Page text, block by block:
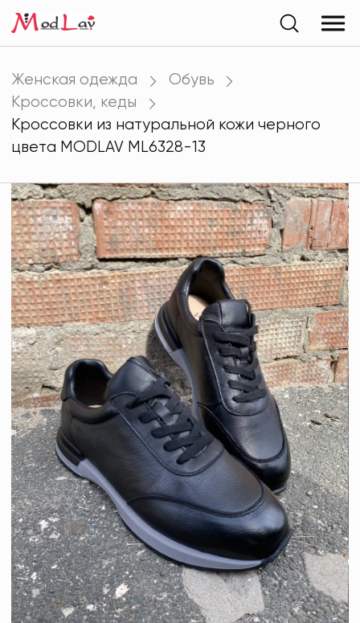
Женская одежда
Обувь
Кроссовки, кеды
Кроссовки из натуральной кожи черного
цвета MODLAV ML6328-13